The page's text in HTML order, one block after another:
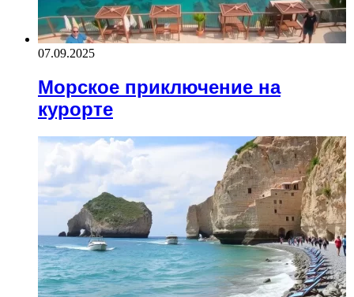
07.09.2025
Морское приключение на
курорте